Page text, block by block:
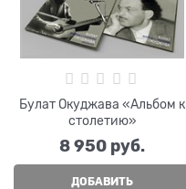
Булат Окуджава «Альбом к
столетию»
8 950 руб.
ДОБАВИТЬ